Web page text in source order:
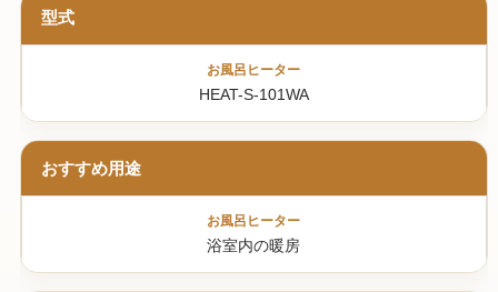
型式
HEAT-S-101WA
おすすめ用途
浴室内の暖房